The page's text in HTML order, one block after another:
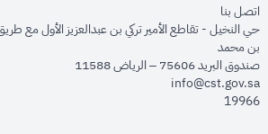
اتصل بنا
حي النخيل - تقاطع الأمير تركي بن عبدالعزيز الأول مع
بن محمد
صندوق البريد 75606 – الرياض 11588
info@cst.gov.sa
19966